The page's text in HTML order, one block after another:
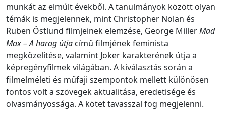
munkát az elmúlt évekből. A tanulmányok között olyan
témák is megjelennek, mint Christopher Nolan és
Ruben Östlund filmjeinek elemzése, George Miller Mad
Max – A harag útja című filmjének feminista
megközelítése, valamint Joker karakterének útja a
képregényfilmek világában. A kiválasztás során a
filmelméleti és műfaji szempontok mellett különösen
fontos volt a szövegek aktualitása, eredetisége és
olvasmányossága. A kötet tavasszal fog megjelenni.